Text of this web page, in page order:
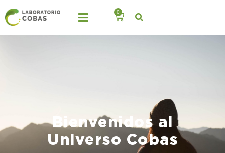
0
Bienvenidos al
Universo Cobas